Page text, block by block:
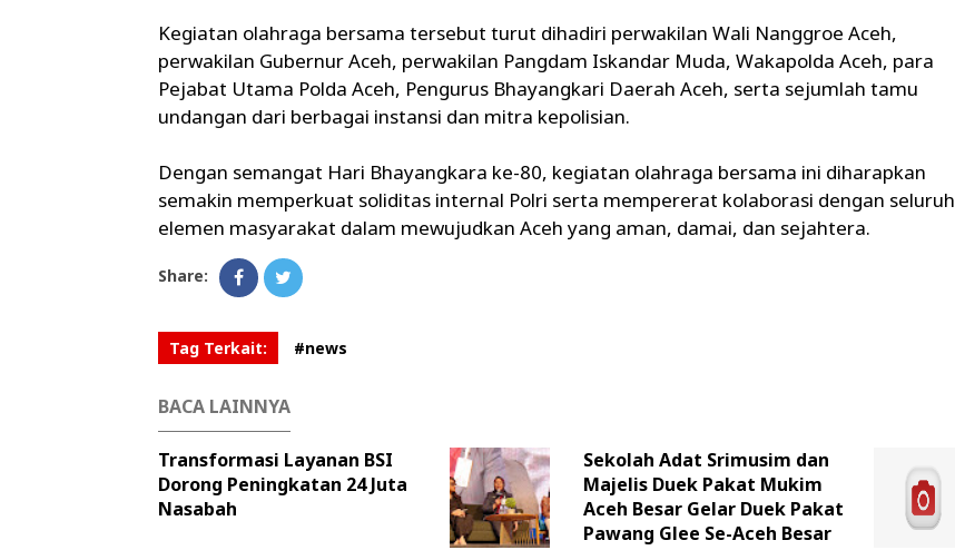
Kegiatan olahraga bersama tersebut turut dihadiri perwakilan Wali Nanggroe Aceh,
perwakilan Gubernur Aceh, perwakilan Pangdam Iskandar Muda, Wakapolda Aceh, para
Pejabat Utama Polda Aceh, Pengurus Bhayangkari Daerah Aceh, serta sejumlah tamu
undangan dari berbagai instansi dan mitra kepolisian.
Dengan semangat Hari Bhayangkara ke-80, kegiatan olahraga bersama ini diharapkan
semakin memperkuat soliditas internal Polri serta mempererat kolaborasi dengan seluruh
elemen masyarakat dalam mewujudkan Aceh yang aman, damai, dan sejahtera.
Share:
Tag Terkait: #news
BACA LAINNYA
Transformasi Layanan BSI
Dorong Peningkatan 24 Juta
Nasabah
Sekolah Adat Srimusim dan
Majelis Duek Pakat Mukim
Aceh Besar Gelar Duek Pakat
Pawang Glee Se-Aceh Besar